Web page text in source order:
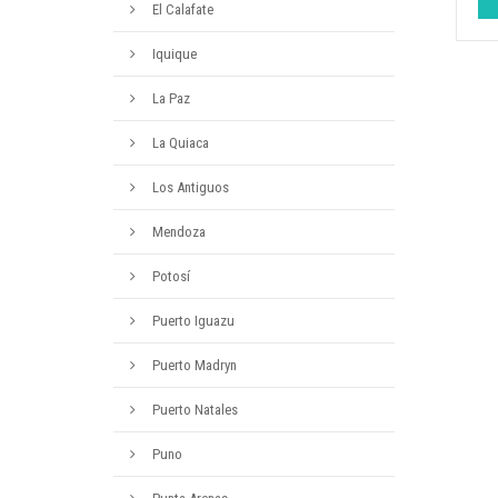
El Calafate
Iquique
La Paz
La Quiaca
Los Antiguos
Mendoza
Potosí
Puerto Iguazu
Puerto Madryn
Puerto Natales
Puno